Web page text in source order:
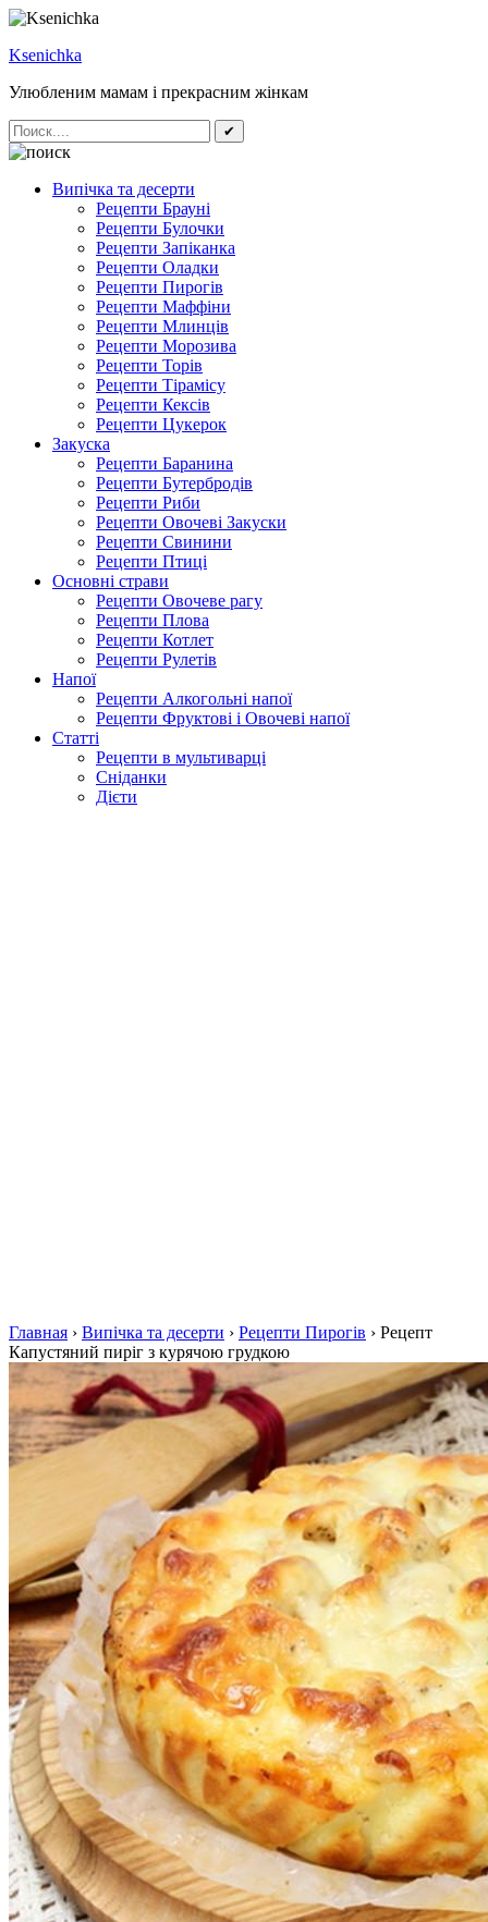
Ksenichka
Улюбленим мамам і прекрасним жінкам
✔
Випічка та десерти
Рецепти Брауні
Рецепти Булочки
Рецепти Запіканка
Рецепти Оладки
Рецепти Пирогів
Рецепти Маффіни
Рецепти Млинців
Рецепти Морозива
Рецепти Торів
Рецепти Тірамісу
Рецепти Кексів
Рецепти Цукерок
Закуска
Рецепти Баранина
Рецепти Бутербродів
Рецепти Риби
Рецепти Овочеві Закуски
Рецепти Свинини
Рецепти Птиці
Основні страви
Рецепти Овочеве рагу
Рецепти Плова
Рецепти Котлет
Рецепти Рулетів
Напої
Рецепти Алкогольні напої
Рецепти Фруктові і Овочеві напої
Статті
Рецепти в мультиварці
Сніданки
Дієти
Главная › Випічка та десерти › Рецепти Пирогів › Рецепт
Капустяний пиріг з курячою грудкою